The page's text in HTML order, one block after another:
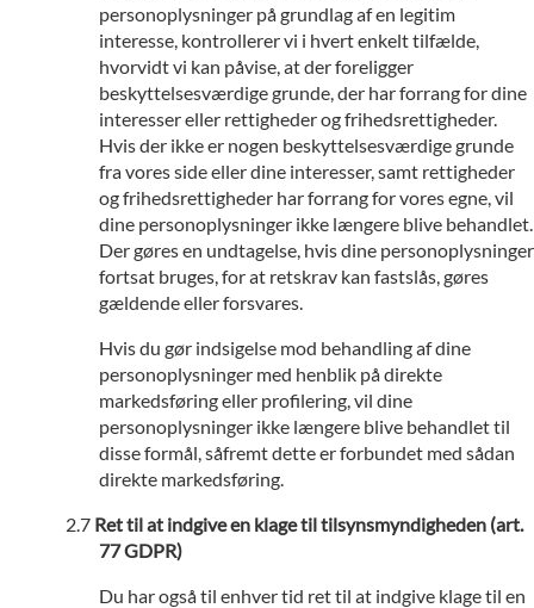
personoplysninger på grundlag af en legitim
interesse, kontrollerer vi i hvert enkelt tilfælde,
hvorvidt vi kan påvise, at der foreligger
beskyttelsesværdige grunde, der har forrang for dine
interesser eller rettigheder og frihedsrettigheder.
Hvis der ikke er nogen beskyttelsesværdige grunde
fra vores side eller dine interesser, samt rettigheder
og frihedsrettigheder har forrang for vores egne, vil
dine personoplysninger ikke længere blive behandlet.
Der gøres en undtagelse, hvis dine personoplysninger
fortsat bruges, for at retskrav kan fastslås, gøres
gældende eller forsvares.
Hvis du gør indsigelse mod behandling af dine
personoplysninger med henblik på direkte
markedsføring eller profilering, vil dine
personoplysninger ikke længere blive behandlet til
disse formål, såfremt dette er forbundet med sådan
direkte markedsføring.
Ret til at indgive en klage til tilsynsmyndigheden (art.
77 GDPR)
Du har også til enhver tid ret til at indgive klage til en